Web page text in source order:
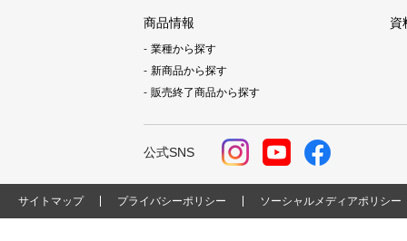
商品情報
業種から探す
新商品から探す
販売終了商品から探す
資
公式SNS
サイトマップ プライバシーポリシー ソーシャルメディアポリシー